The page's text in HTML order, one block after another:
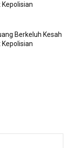
Berkeluh Kesah